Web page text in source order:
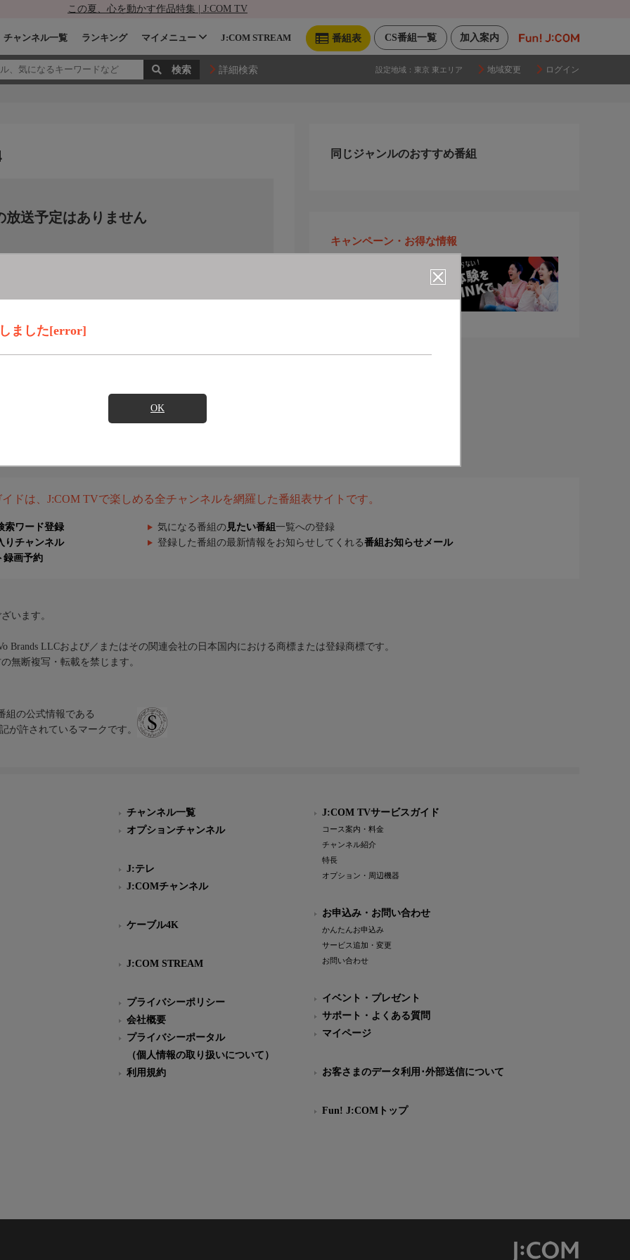
この夏、心を動かす作品特集 | J:COM TV
加入案内
CS番組一覧
番組表
チャンネル一覧 ランキング マイメニュー J:COM STREAM
詳細検索 設定地域： 東京 東エリア 地域変更 ログイン
ました[error]
OK
放送予定はありません
同じジャンルのおすすめ番組
キャンペーン・お得な情報
ドは、J:COM TVで楽しめる全チャンネルを網羅した番組表サイトです。
索ワード登録 気になる番組の 見たい番組 一覧への登録
りチャンネル
登録した番組の最新情報をお知らせしてくれる番組お知らせメール
録画予約
います。
Brands LLCおよび／またはその関連会社の日本国内における商標または登録商標です。
無断複写・転載を禁じます。
組の公式情報である
が許されているマークです。
チャンネル一覧
オプションチャンネル
J:テレ
J:COMチャンネル
ケーブル4K
J:COM STREAM
プライバシーポリシー
会社概要
プライバシーポータル
（個人情報の取り扱いについて）
利用規約
J:COM TVサービスガイド
コース案内・料金
チャンネル紹介
特長
オプション・周辺機器
お申込み・お問い合わせ
かんたんお申込み
サービス追加・変更
お問い合わせ
イベント・プレゼント
サポート・よくある質問
マイページ
お客さまのデータ利用･外部送信について
Fun! J:COMトップ